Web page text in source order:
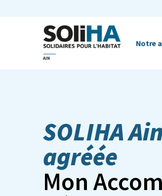
Notre
SOLIHA
agréée
Mon